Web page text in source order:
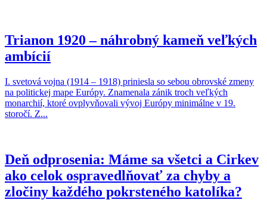
Trianon 1920 – náhrobný kameň veľkých
ambícií
I. svetová vojna (1914 – 1918) priniesla so sebou obrovské zmeny
na politickej mape Európy. Znamenala zánik troch veľkých
monarchií, ktoré ovplyvňovali vývoj Európy minimálne v 19.
storočí. Z...
Deň odprosenia: Máme sa všetci a Cirkev
ako celok ospravedlňovať za chyby a
zločiny každého pokrsteného katolíka?